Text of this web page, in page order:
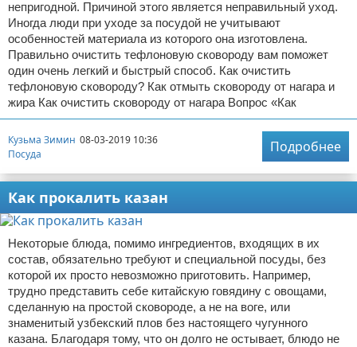
непригодной. Причиной этого является неправильный уход.
Иногда люди при уходе за посудой не учитывают
особенностей материала из которого она изготовлена.
Правильно очистить тефлоновую сковороду вам поможет
один очень легкий и быстрый способ. Как очистить
тефлоновую сковороду? Как отмыть сковороду от нагара и
жира Как очистить сковороду от нагара Вопрос «Как
Кузьма Зимин 08-03-2019 10:36
Посуда
Подробнее
Как прокалить казан
Некоторые блюда, помимо ингредиентов, входящих в их
состав, обязательно требуют и специальной посуды, без
которой их просто невозможно приготовить. Например,
трудно представить себе китайскую говядину с овощами,
сделанную на простой сковороде, а не на воге, или
знаменитый узбекский плов без настоящего чугунного
казана. Благодаря тому, что он долго не остывает, блюдо не